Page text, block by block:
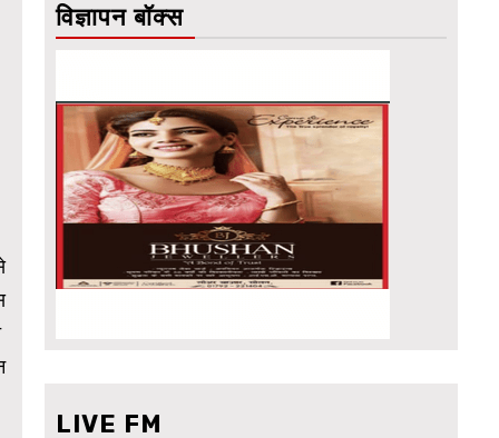
विज्ञापन बॉक्स
LIVE FM